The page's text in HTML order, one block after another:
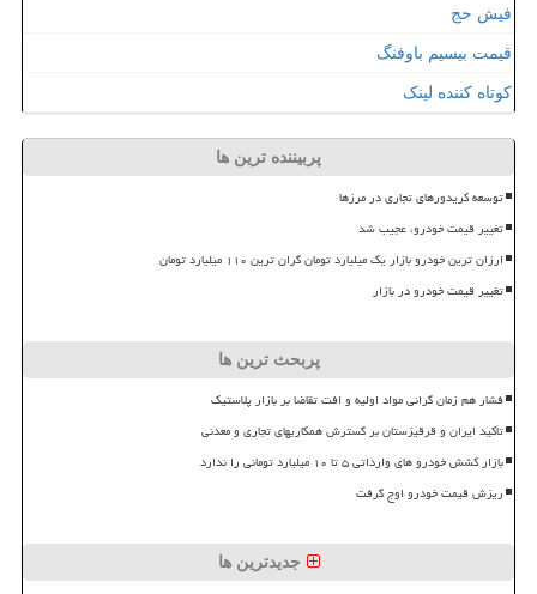
فیش حج
قیمت بیسیم باوفنگ
کوتاه کننده لینک
پربیننده ترین ها
توسعه کریدورهای تجاری در مرزها
تغییر قیمت خودرو، عجیب شد
ارزان ترین خودرو بازار یک میلیارد تومان گران ترین ۱۱۰ میلیارد تومان
تغییر قیمت خودرو در بازار
پربحث ترین ها
فشار هم زمان گرانی مواد اولیه و افت تقاضا بر بازار پلاستیک
تأکید ایران و قرقیزستان بر گسترش همکاریهای تجاری و معدنی
بازار کشش خودرو های وارداتی ۵ تا ۱۰ میلیارد تومانی را ندارد
ریزش قیمت خودرو اوج گرفت
جدیدترین ها